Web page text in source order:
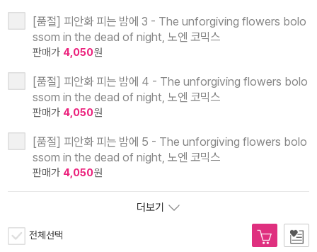
[품절] 피안화 피는 밤에 3 - The unforgiving flowers bolo
ssom in the dead of night, 노엔 코믹스
판매가 4,050원
[품절] 피안화 피는 밤에 4 - The unforgiving flowers bolo
ssom in the dead of night, 노엔 코믹스
판매가 4,050원
[품절] 피안화 피는 밤에 5 - The unforgiving flowers bolo
ssom in the dead of night, 노엔 코믹스
판매가 4,050원
더보기
전체선택